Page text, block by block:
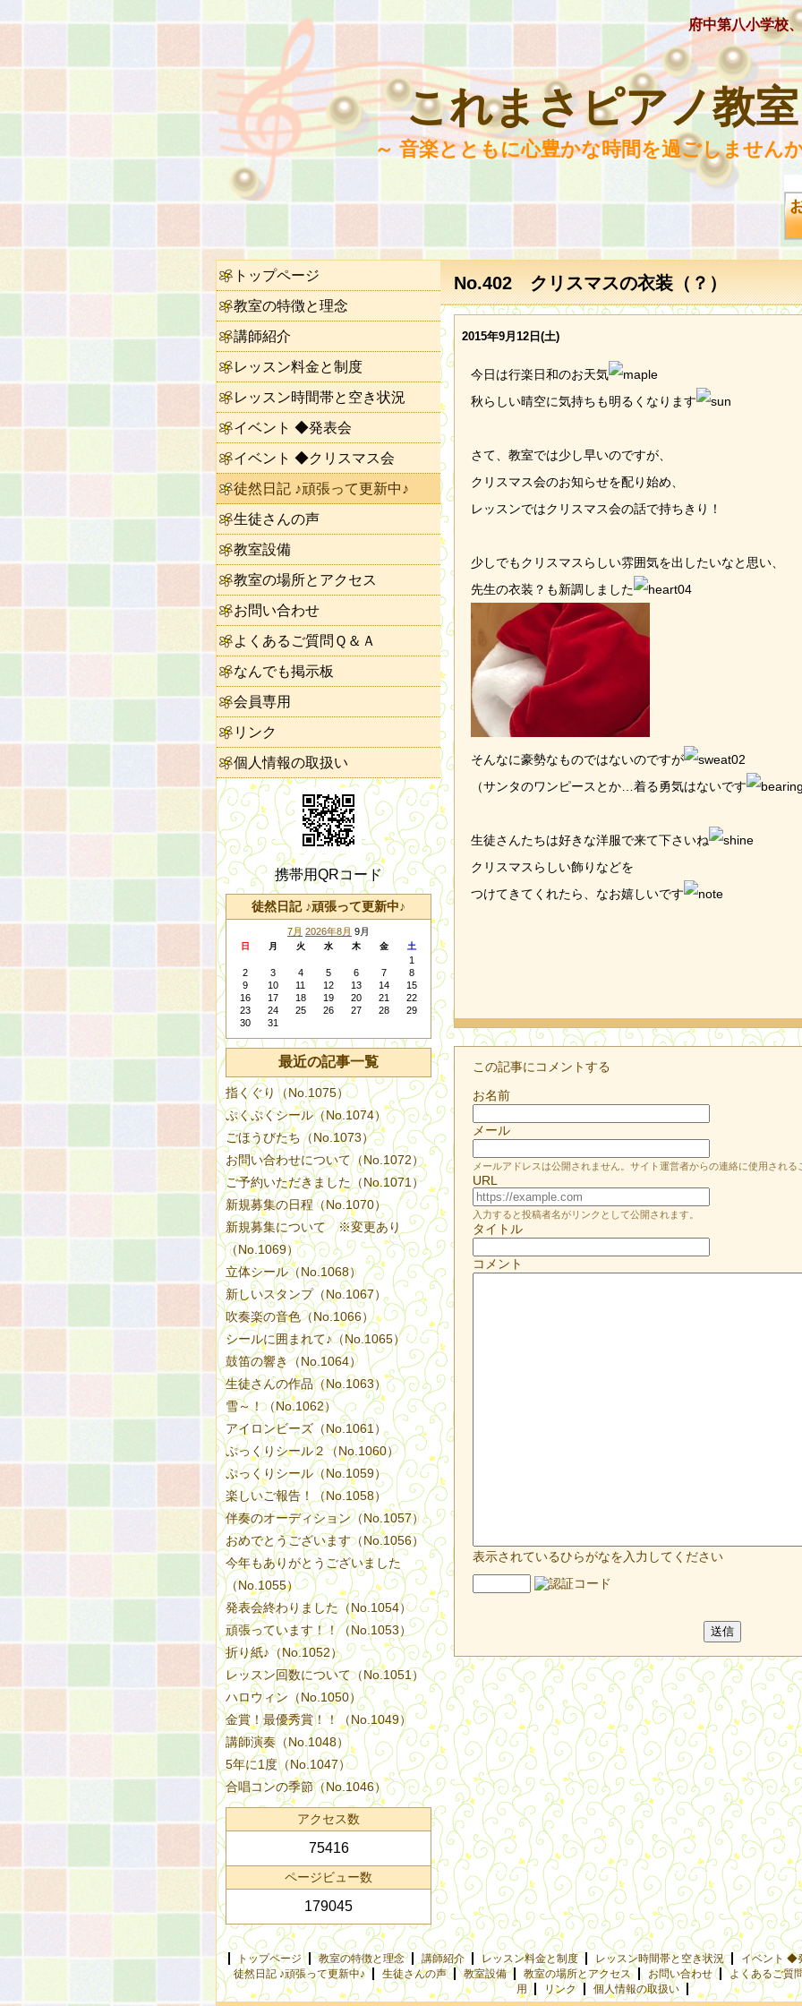
府中第八小学校
これまさピアノ教室
～ 音楽とともに心豊かな時間を過ごしません
No.402 クリスマスの衣装（？）
2015年9月12日(土)
今日は行楽日和のお天気
秋らしい晴空に気持ちも明るくなります
さて、教室では少し早いのですが、
クリスマス会のお知らせを配り始め、
レッスンではクリスマス会の話で持ちきり！
少しでもクリスマスらしい雰囲気を出したいなと思い、
先生の衣装？も新調しました
そんなに豪勢なものではないのですが
（サンタのワンピースとか…着る勇気はないです
生徒さんたちは好きな洋服で来て下さいね
クリスマスらしい飾りなどを
つけてきてくれたら、なお嬉しいです
この記事にコメントする
お名前
メール
メールアドレスは公開されません。サイト運営者からの連絡に使用される
URL
入力すると投稿者名がリンクとして公開されます。
タイトル
コメント
表示されているひらがなを入力してください
トップページ
教室の特徴と理念
講師紹介
レッスン料金と制度
レッスン時間帯と空き状況
イベント ◆発表会
イベント ◆クリスマス会
徒然日記 ♪頑張って更新中♪
生徒さんの声
教室設備
教室の場所とアクセス
お問い合わせ
よくあるご質問Ｑ＆Ａ
なんでも掲示板
会員専用
リンク
個人情報の取扱い
携帯用QRコード
徒然日記 ♪頑張って更新中♪
7月 2026年8月 9月
日 月 火 水 木 金 土
1
2
3 4 5 6 7
8
9
10 11 12 13 14
15
16
17 18 19 20 21
22
23
24 25 26 27 28
29
30
31
最近の記事一覧
指くぐり（No.1075）
ぷくぷくシール（No.1074）
ごほうびたち（No.1073）
お問い合わせについて（No.1072）
ご予約いただきました（No.1071）
新規募集の日程（No.1070）
新規募集について ※変更あり
（No.1069）
立体シール（No.1068）
新しいスタンプ（No.1067）
吹奏楽の音色（No.1066）
シールに囲まれて♪（No.1065）
鼓笛の響き（No.1064）
生徒さんの作品（No.1063）
雪～！（No.1062）
アイロンビーズ（No.1061）
ぷっくりシール２（No.1060）
ぷっくりシール（No.1059）
楽しいご報告！（No.1058）
伴奏のオーディション（No.1057）
おめでとうございます（No.1056）
今年もありがとうございました
（No.1055）
発表会終わりました（No.1054）
頑張っています！！（No.1053）
折り紙♪（No.1052）
レッスン回数について（No.1051）
ハロウィン（No.1050）
金賞！最優秀賞！！（No.1049）
講師演奏（No.1048）
5年に1度（No.1047）
合唱コンの季節（No.1046）
アクセス数
75416
ページビュー数
179045
トップページ 教室の特徴と理念 講師紹介 レッスン料金と制度 レッスン時間帯と空き状況
イベント ◆
徒然日記 ♪頑張って更新中♪
生徒さんの声 教室設備 教室の場所とアクセス お問い合わせ
よくあるご質
用
リンク 個人情報の取扱い